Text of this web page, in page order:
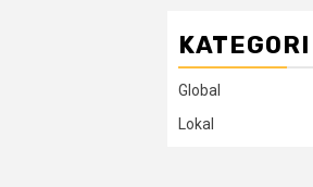
KATEGORI
Global
Lokal